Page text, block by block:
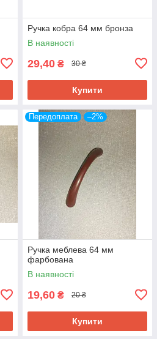
Ручка кобра 64 мм бронза
В наявності
29,40 ₴ 30 ₴
Купити
Передоплата –2%
Ручка меблева 64 мм
фарбована
В наявності
19,60 ₴ 20 ₴
Купити